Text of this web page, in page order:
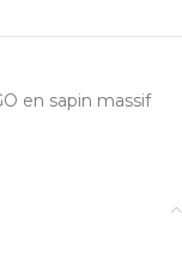
en sapin massif